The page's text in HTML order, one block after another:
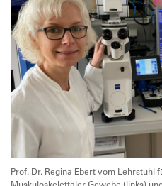
Prof. Dr. Regina Ebert vom Lehrstuhl